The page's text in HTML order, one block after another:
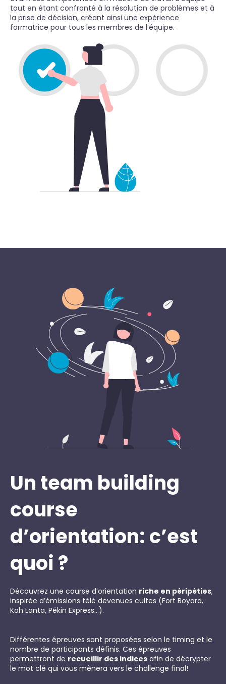
tout en étant confronté à la résolution de problèmes et à
la prise de décision, créant ainsi une expérience
formatrice pour tous les membres de l’équipe.
Un team building
course
d’orientation: c’est
quoi ?
Découvrez une course d’orientation riche en péripéties,
inspirée d’émissions télé devenues cultes (Fort Boyard,
Koh Lanta, Pékin Express…).
Différentes épreuves sont proposées selon le timing et le
nombre de participants définis. Ces épreuves
permettront de recueillir des indices afin de décrypter
le mot clé qui vous mènera vers le challenge final!